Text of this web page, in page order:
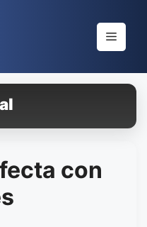
Menú
con